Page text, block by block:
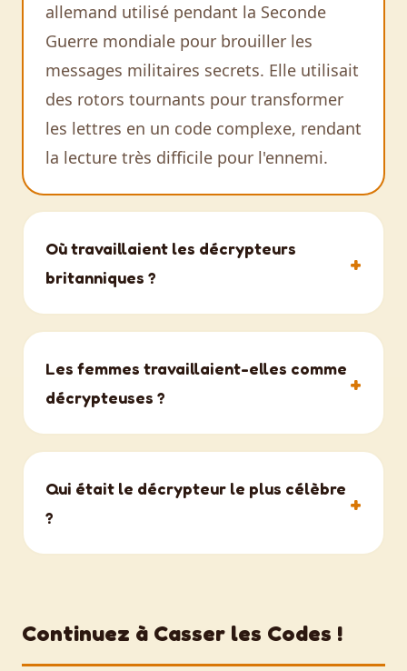
allemand utilisé pendant la Seconde
Guerre mondiale pour brouiller les
messages militaires secrets. Elle utilisait
des rotors tournants pour transformer
les lettres en un code complexe, rendant
la lecture très difficile pour l'ennemi.
Où travaillaient les décrypteurs
britanniques ?
Le quartier général principal et top
secret du décryptage allié se trouvait à
Bletchley Park, un domaine en
allemandes comme Enigma.
Les femmes travaillaient-elles comme
décrypteuses ?
Oui ! Les femmes étaient essentielles à
l'effort de décryptage. Environ 75 % du
personnel de Bletchley Park étaient des
Qui était le décrypteur le plus célèbre
?
dans la conception de la machine
Continuez à Casser les Codes !